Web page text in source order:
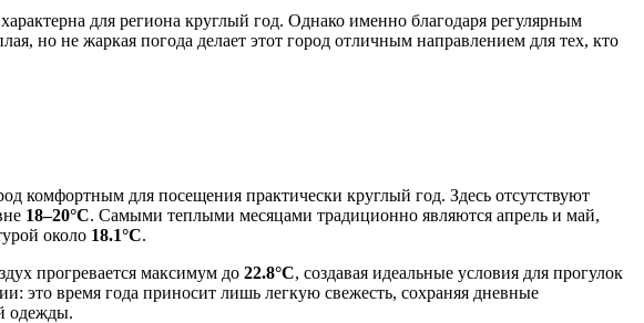
для региона круглый год. Однако именно благодаря регулярным
но не жаркая погода делает этот город отличным направлением для тех, кто
комфортным для посещения практически круглый год. Здесь отсутствуют
18–20°C. Самыми теплыми месяцами традиционно являются апрель и май,
около 18.1°C.
прогревается максимум до 22.8°C, создавая идеальные условия для прогулок
это время года приносит лишь легкую свежесть, сохраняя дневные
одежды.